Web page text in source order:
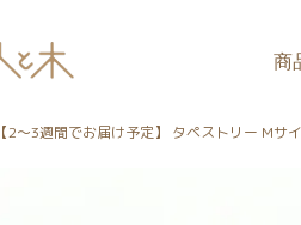
商
【2～3週間でお届け予定】 タペストリー Mサ